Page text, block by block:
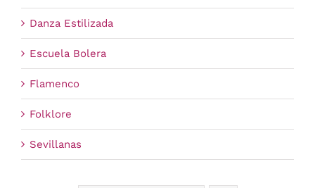
Danza Estilizada
Escuela Bolera
Flamenco
Folklore
Sevillanas